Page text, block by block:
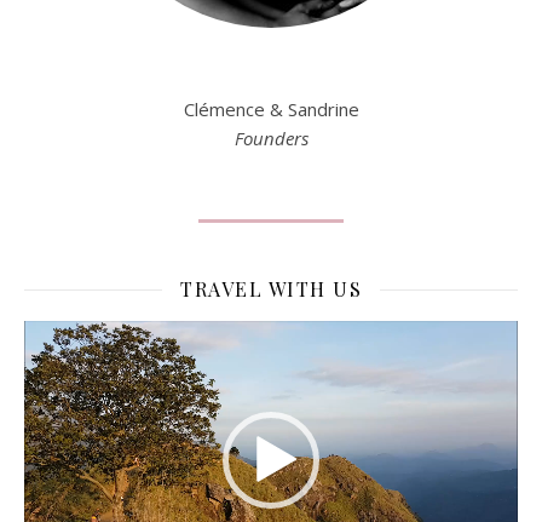
Clémence & Sandrine
Founders
TRAVEL WITH US
Lecteur
vidéo